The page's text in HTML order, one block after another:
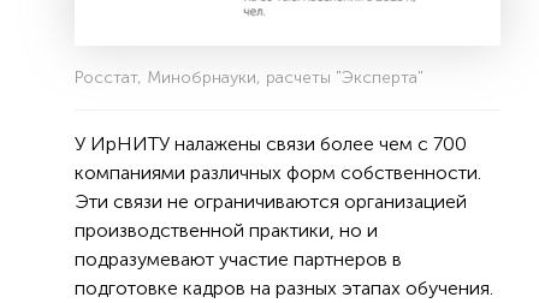
Росстат, Минобрнауки, расчеты "Эксперта"
У ИрНИТУ налажены связи более чем с 700
компаниями различных форм собственности.
Эти связи не ограничиваются организацией
производственной практики, но и
подразумевают участие партнеров в
подготовке кадров на разных этапах обучения.